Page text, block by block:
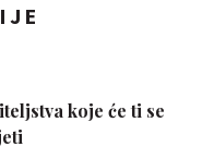
koje će ti se